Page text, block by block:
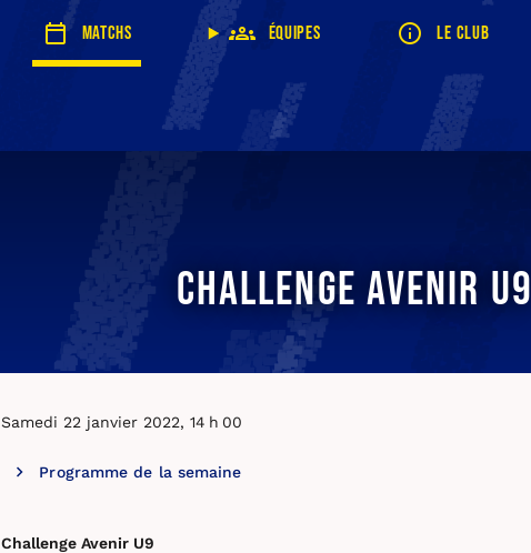
Matchs Équipes Le club
Challenge Avenir U9
Samedi 22 janvier 2022, 14 h 00
Programme de la semaine
Challenge Avenir U9